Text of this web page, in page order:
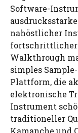
Software-
nahöstlicher
fortschrittlicher
Walkthrough
simples
Plattform, die
elektronische
Instrument
traditioneller